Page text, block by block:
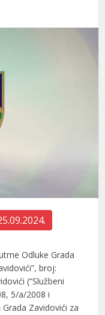
Odluke Grada
broj:
(“Službeni
5/a/2008 i
Zavidovići za